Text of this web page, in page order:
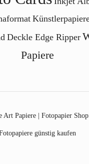
Deckle Edge Ripper
Papiere
Art Papiere | Fotopapier
günstig kaufen